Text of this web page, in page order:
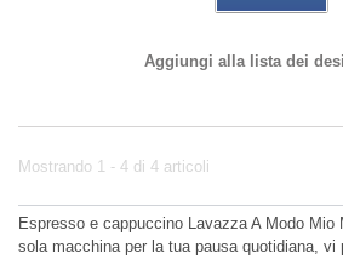
Aggiungi alla lista dei
Mostrando 1 - 4 di 4 articoli
Espresso e cappuccino Lavazza A Modo
sola macchina per la tua pausa quotidiana, vi